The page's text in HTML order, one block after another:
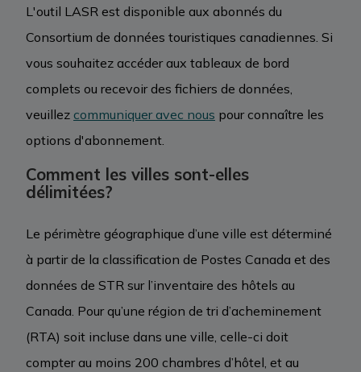
L'outil LASR est disponible aux abonnés du
Consortium de données touristiques canadiennes. Si
vous souhaitez accéder aux tableaux de bord
complets ou recevoir des fichiers de données,
veuillez communiquer avec nous pour connaître les
options d'abonnement.
Comment les villes sont-elles
délimitées?
Le périmètre géographique d’une ville est déterminé
à partir de la classification de Postes Canada et des
données de STR sur l’inventaire des hôtels au
Canada. Pour qu’une région de tri d’acheminement
(RTA) soit incluse dans une ville, celle-ci doit
compter au moins 200 chambres d’hôtel, et au